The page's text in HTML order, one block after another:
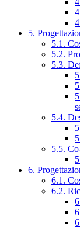
5.
5.1.
5.2.
5.3.
5.4.
5.5.
6.
6.1.
6.2.